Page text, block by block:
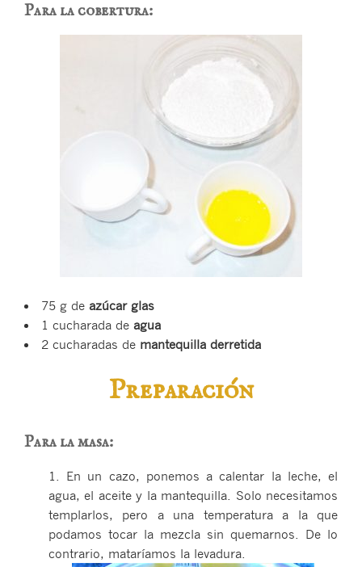
Para la cobertura:
75 g de azúcar glas
1 cucharada de agua
2 cucharadas de mantequilla derretida
Preparación
Para la masa:
1. En un cazo, ponemos a calentar la leche, el
agua, el aceite y la mantequilla. Solo necesitamos
templarlos, pero a una temperatura a la que
podamos tocar la mezcla sin quemarnos. De lo
contrario, mataríamos la levadura.